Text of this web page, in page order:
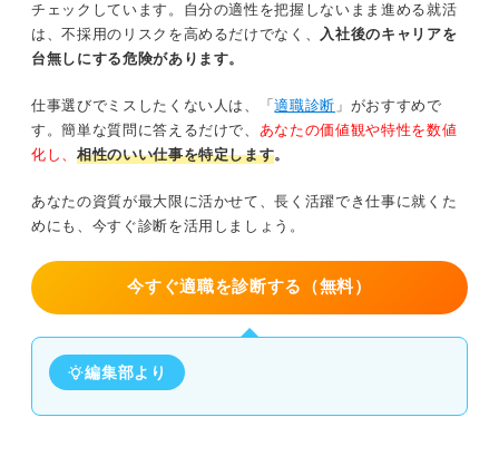
チェックしています。自分の適性を把握しないまま進める就活
は、不採用のリスクを高めるだけでなく、
入社後のキャリアを
台無しにする危険があります。
仕事選びでミスしたくない人は、「適職診断 」がおすすめで
す。簡単な質問に答えるだけで、 あなたの価値観や特性を数値
化し、 相性のいい仕事を特定します。
あなたの資質が最大限に活かせて、長く活躍でき仕事に就くた
めにも、今すぐ診断を活用しましょう。
今すぐ適職を診断する（無料）
編集部より